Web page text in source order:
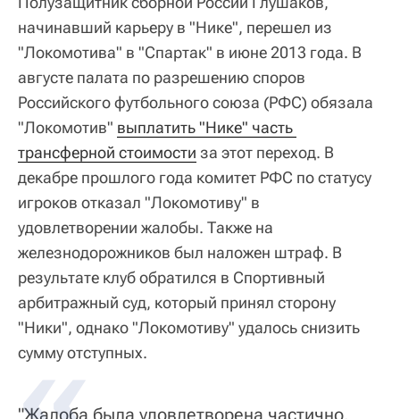
начинавший карьеру в "Нике", перешел из
"Локомотива" в "Спартак" в июне 2013 года. В
августе палата по разрешению споров
Российского футбольного союза (РФС) обязала
"Локомотив" выплатить "Нике" часть
трансферной стоимости за этот переход. В
декабре прошлого года комитет РФС по статусу
игроков отказал "Локомотиву" в
удовлетворении жалобы. Также на
железнодорожников был наложен штраф. В
результате клуб обратился в Спортивный
арбитражный суд, который принял сторону
"Ники", однако "Локомотиву" удалось снизить
сумму отступных.
"Жалоба была удовлетворена частично.